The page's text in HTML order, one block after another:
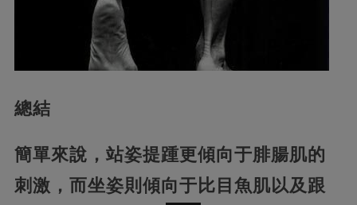
總結
簡單來說，站姿提踵更傾向于腓腸肌的
刺激，而坐姿則傾向于比目魚肌以及跟